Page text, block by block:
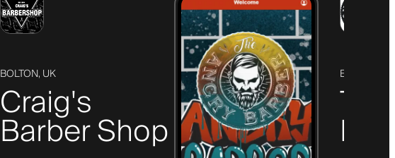
BOLTON, UK
Craig's
Barber Shop
ELGIN,